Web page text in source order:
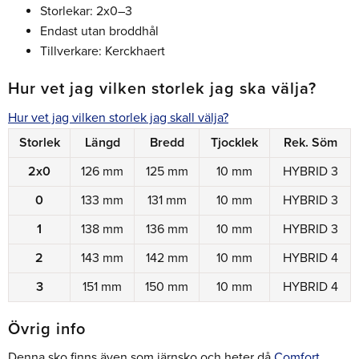
Storlekar: 2x0–3
Endast utan broddhål
Tillverkare: Kerckhaert
Hur vet jag vilken storlek jag ska välja?
Hur vet jag vilken storlek jag skall välja?
Storlek
Längd Bredd Tjocklek
Rek. Söm
2x0
126 mm 125 mm 10 mm
HYBRID 3
0
133 mm 131 mm 10 mm
HYBRID 3
1
138 mm 136 mm 10 mm
HYBRID 3
2
143 mm 142 mm 10 mm
HYBRID 4
3
151 mm 150 mm 10 mm HYBRID 4
Övrig info